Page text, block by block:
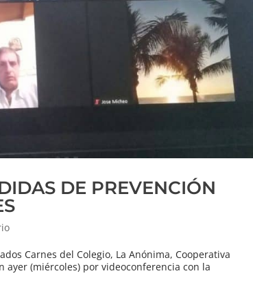
DE PREVENCIÓN
Carnes del Colegio, La Anónima, Cooperativa
(miércoles) por videoconferencia con la